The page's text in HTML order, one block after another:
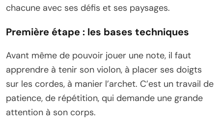
chacune avec ses défis et ses paysages.
Première étape : les bases techniques
Avant même de pouvoir jouer une note, il faut
apprendre à tenir son violon, à placer ses doigts
sur les cordes, à manier l’archet. C’est un travail de
patience, de répétition, qui demande une grande
attention à son corps.